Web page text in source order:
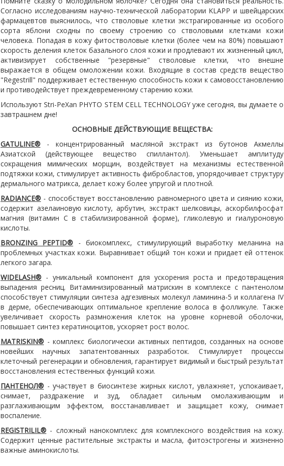
Согласно исследованиям научно-технической лаборатории KLAPP и швейцарских
фармацевтов выяснилось, что стволовые клетки экстрагированные из особого
сорта яблони сходны по своему строению со стволовыми клетками кожи
человека. Попадая в кожу фитостволовые клетки (более чем на 80%) повышают
скорость деления клеток базального слоя кожи и продлевают их жизненный цикл,
активизирует собственные "резервные" стволовые клетки, что внешне
выражается в общем омоложении кожи. Входящие в состав средств вещество
"Regestrill" поддерживает естественную способность кожи к самовосстановлению
и противодействует преждевременному старению кожи.
Используют Stri-PeXan PHYTO STEM CELL TECHNOLOGY уже сегодня, вы думаете о
завтрашнем дне!
ОСНОВНЫЕ ДЕЙСТВУЮЩИЕ ВЕЩЕСТВА:
GATULINE® - концентрированный масляной экстракт из бутонов Акмеллы
Азиатской (действующее вещество спиллантол). Уменьшает амплитуду
сокращения мимических морщин, воздействует на механизмы естественной
подтяжки кожи, стимулирует активность фибробластов, упорядочивает структуру
дермального матрикса, делает кожу более упругой и плотной.
RADIANCE® - способствует восстановлению равномерного цвета и сиянию кожи,
содержит азелаиновую кислоту, арбутин, экстракт шелковицы, аскорбилфосфат
магния (витамин С в стабилизированной форме), гликолевую и гиалуроновую
кислоты.
BRONZING PEPTID® - биокомплекс, стимулирующий выработку меланина на
проблемных участках кожи. Выравнивает общий тон кожи и придает ей оттенок
легкого загара.
WIDELASH® - уникальный компонент для ускорения роста и предотвращения
выпадения ресниц. Витаминизированный матрискин в комплексе с пантенолом
способствует стимуляции синтеза адгезивных молекул ламинина-5 и коллагена IV
в дерме, обеспечивающих оптимальное крепление волоса в фолликуле. Также
увеличивает скорость размножения клеток на уровне корневой оболочки,
повышает синтез кератиноцитов, ускоряет рост волос.
MATRISKIN® - комплекс биологически активных пептидов, созданных на основе
новейших научных запатентованных разработок. Стимулирует процессы
клеточный регенерации и обновления, гарантирует видимый и быстрый результат
восстановления естественных функций кожи.
ПАНТЕНОЛ® - участвует в биосинтезе жирных кислот, увлажняет, успокаивает,
снимает, раздражение и зуд, обладает сильным омолаживающим и
разглаживающим эффектом, восстанавливает и защищает кожу, снимает
воспаление.
REGISTRILIL® - сложный нанокомплекс для комплексного воздействия на кожу.
Содержит ценные растительные экстракты и масла, фитоэстрогены и жизненно
важные аминокислоты.